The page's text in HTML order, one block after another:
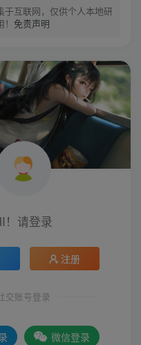
于互联网，仅供个人本地研
免责声明
！请登录
注册
交账号登录
微信登录